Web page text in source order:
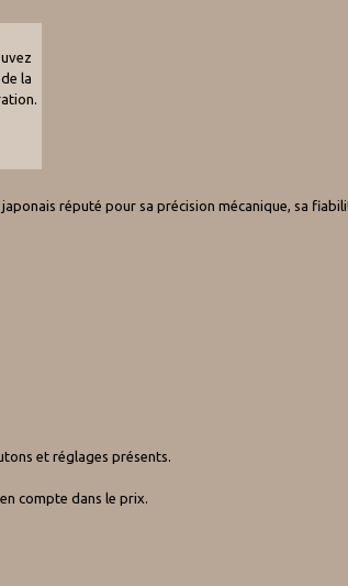
la
réputé pour sa précision mécanique, sa
et réglages présents.
compte dans le prix.